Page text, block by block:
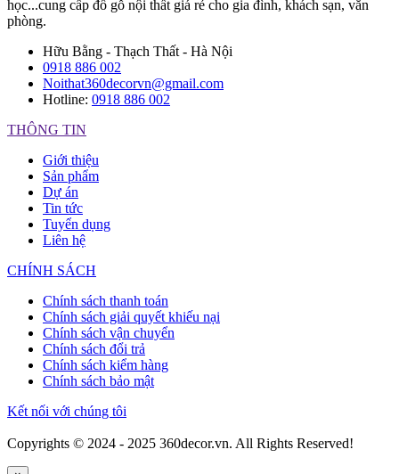
học...cung cấp đồ gỗ nội thất giá rẻ cho gia đình, khách sạn, văn
phòng.
Hữu Bằng - Thạch Thất - Hà Nội
0918 886 002
Noithat360decorvn@gmail.com
Hotline: 0918 886 002
THÔNG TIN
Giới thiệu
Sản phẩm
Dự án
Tin tức
Tuyển dụng
Liên hệ
CHÍNH SÁCH
Chính sách thanh toán
Chính sách giải quyết khiếu nại
Chính sách vận chuyển
Chính sách đổi trả
Chính sách kiểm hàng
Chính sách bảo mật
Kết nối với chúng tôi
Copyrights © 2024 - 2025 360decor.vn. All Rights Reserved!